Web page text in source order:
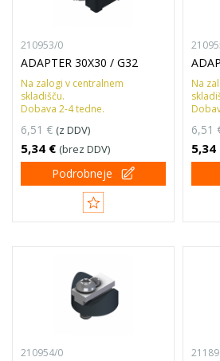
210953/0
ADAPTER 30X30 / G32
Na zalogi v centralnem
skladišču.
Dobava 2-4 tedne.
6,51 € (z DDV)
5,34 € (brez DDV)
Podrobneje
Na
6,51
5,34
210954/0